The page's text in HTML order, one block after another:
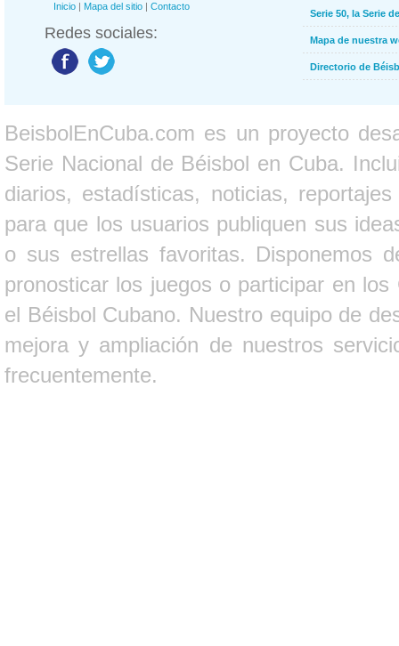
Inicio | Mapa del sitio | Contacto
Redes sociales:
Serie 50, la Serie
Mapa de nuestra
Directorio de
BeisbolEnCuba.com es un proyecto
Serie Nacional de Béisbol en Cuba.
diarios, estadísticas, noticias,
para que los usuarios publiquen sus
o sus estrellas favoritas. Disponemos
pronosticar los juegos o participar en
el Béisbol Cubano. Nuestro equipo de
mejora y ampliación de nuestros
frecuentemente.